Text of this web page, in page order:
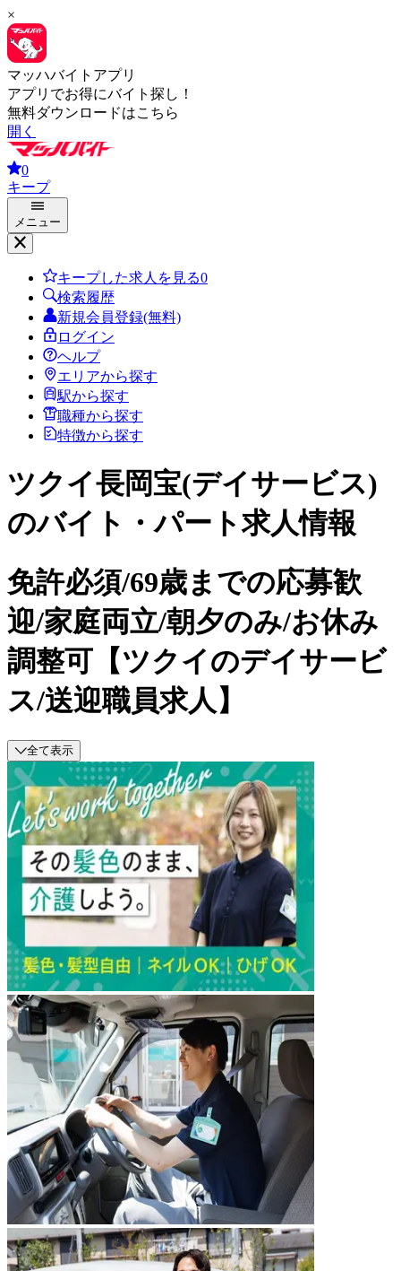
×
マッハバイトアプリ
アプリでお得にバイト探し！
無料ダウンロードはこちら
開く
0
キープ
メニュー
キープした求人を見る0
検索履歴
新規会員登録(無料)
ログイン
ヘルプ
エリアから探す
駅から探す
職種から探す
特徴から探す
ツクイ長岡宝(デイサービス)
のバイト・パート求人情報
免許必須/69歳までの応募歓
迎/家庭両立/朝夕のみ/お休み
調整可【ツクイのデイサービ
ス/送迎職員求人】
全て表示